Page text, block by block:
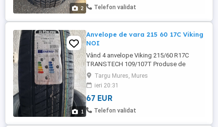
2 Telefon validat
1
Anvelope de vara 215 60 17C Viking
NOI
Vând 4 anvelope Viking 215/60 R17C
TRANSTECH 109/107T Produse de
Continental Nu sunt resapate Anvelopele
sunt noi Dot 2026 Pret 350lei/buc Mai
multe detalii telefonic 0752 700 446
Targu Mures, Mures
ieri 20:31
67 EUR
Telefon validat